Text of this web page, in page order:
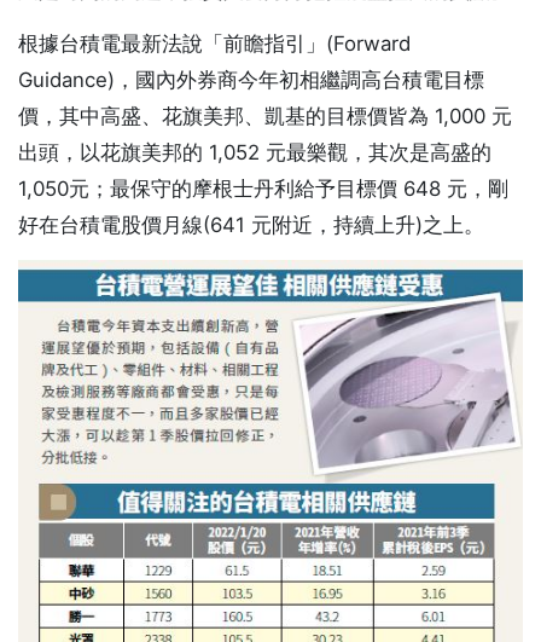
根據台積電最新法說「前瞻指引」(Forward
Guidance)，國內外券商今年初相繼調高台積電目標
價，其中高盛、花旗美邦、凱基的目標價皆為 1,000 元
出頭，以花旗美邦的 1,052 元最樂觀，其次是高盛的
1,050元；最保守的摩根士丹利給予目標價 648 元，剛
好在台積電股價月線(641 元附近，持續上升)之上。